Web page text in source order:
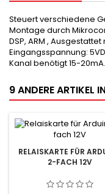
Steuert verschiedene
Montage durch
DSP, ARM ,
Eingangsspannung:
Kanal benötigt 15-20mA.
9 ANDERE ARTIKEL
RELAISKARTE FÜR
2-FACH 12V